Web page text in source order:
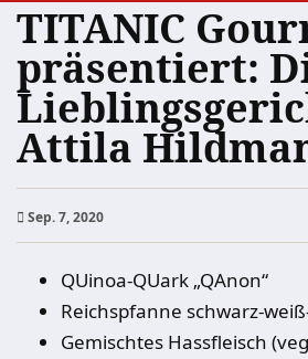
TITANIC
präsentiert:
Attila
Sep. 7, 2020
QUinoa-QUark „QAnon“
Reichspfanne schwarz-
Gemischtes Hassfleisch